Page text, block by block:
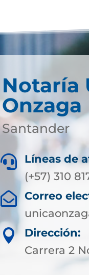
Notaría
Onzaga
Santander

Líneas de
(+57) 310

Correo

Dirección:
Carrera 2